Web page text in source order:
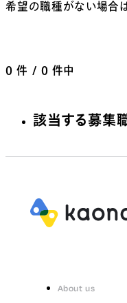
希望の職種がない場合
0 件 / 0 件中
該当する募集
About us